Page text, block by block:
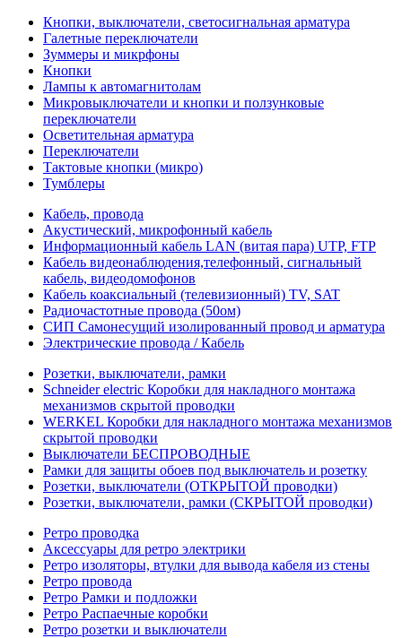
Кнопки, выключатели, светосигнальная арматура
Галетные переключатели
Зуммеры и микрфоны
Кнопки
Лампы к автомагнитолам
Микровыключатели и кнопки и ползунковые
переключатели
Осветительная арматура
Переключатели
Тактовые кнопки (микро)
Тумблеры
Кабель, провода
Акустический, микрофонный кабель
Информационный кабель LAN (витая пара) UTP, FTP
Кабель видеонаблюдения,телефонный, сигнальный
кабель, видеодомофонов
Кабель коаксиальный (телевизионный) TV, SAT
Радиочастотные провода (50ом)
СИП Самонесущий изолированный провод и арматура
Электрические провода / Кабель
Розетки, выключатели, рамки
Schneider electric Коробки для накладного монтажа
механизмов скрытой проводки
WERKEL Коробки для накладного монтажа механизмов
скрытой проводки
Выключатели БЕСПРОВОДНЫЕ
Рамки для защиты обоев под выключатель и розетку
Розетки, выключатели (ОТКРЫТОЙ проводки)
Розетки, выключатели, рамки (СКРЫТОЙ проводки)
Ретро проводка
Аксессуары для ретро электрики
Ретро изоляторы, втулки для вывода кабеля из стены
Ретро провода
Ретро Рамки и подложки
Ретро Распаечные коробки
Ретро розетки и выключатели